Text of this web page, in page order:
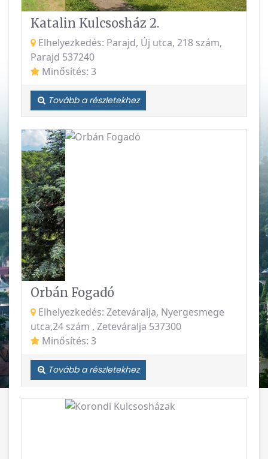
Katalin Kulcsosház 2.
Elhelyezkedés: Parajd, Új utca, 218 szám,
Parajd 537240
Minősítés: 3
Tovább a részletekhez
Vissza
Orbán Fogadó
Elhelyezkedés: Zeteváralja, Nyergesmege
utca,24 szám , Zeteváralja 537300
Minősítés: 3
Tovább a részletekhez